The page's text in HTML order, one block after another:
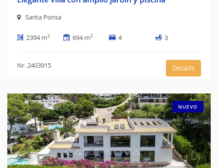
Santa Ponsa
2394 m2 694 m2 4 3
Nr. 2403915 Details
NUEVO